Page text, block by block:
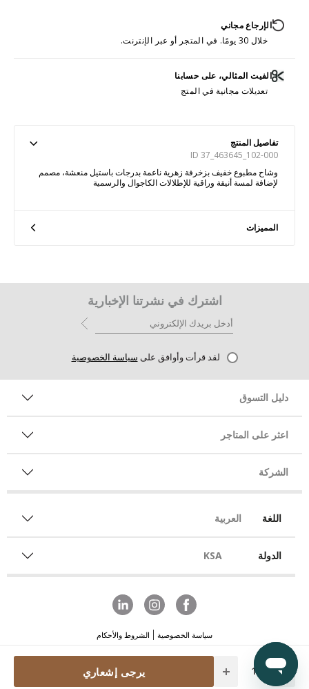
Quantity
يرجى إشعاري
الإرجاع مجاني
خلال 30 يومًا. في المتجر أو عبر الإنترنت.
الفيت المثالي، على حسابنا
تعديلات مجانية في المتج
تفاصيل المنتج
ID 37_463645_102-000
وشاح مطبوع خفيف بزخرفة زهرية ناعمة بدرجات باستيل منعشة، مصمم
لإضافة لمسة أنيقة وراقية للإطلالات الكاجوال والرسمية
المميزات
اشترك في نشرتنا الإخبارية
لقد قرأت وأوافق على سياسة الخصوصية
دليل التسوق
اعثر على المتاجر
الشركة
اللغة العربية
الدولة KSA
سياسة الخصوصية الشروط والأحكام